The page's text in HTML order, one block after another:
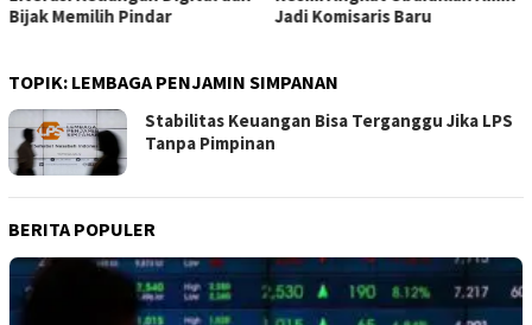
Bijak Memilih Pindar
Jadi Komisaris Baru
TOPIK: LEMBAGA PENJAMIN SIMPANAN
Stabilitas Keuangan Bisa Terganggu Jika LPS
Tanpa Pimpinan
BERITA POPULER